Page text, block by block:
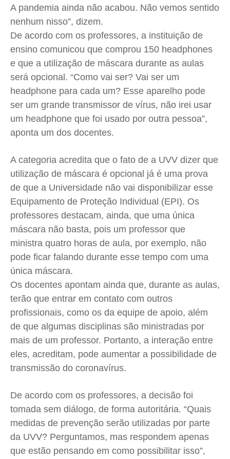
A pandemia ainda não acabou. Não vemos sentido
nenhum nisso”, dizem.
De acordo com os professores, a instituição de
ensino comunicou que comprou 150 headphones
e que a utilização de máscara durante as aulas
será opcional. “Como vai ser? Vai ser um
headphone para cada um? Esse aparelho pode
ser um grande transmissor de vírus, não irei usar
um headphone que foi usado por outra pessoa”,
aponta um dos docentes.
A categoria acredita que o fato de a UVV dizer que
utilização de máscara é opcional já é uma prova
de que a Universidade não vai disponibilizar esse
Equipamento de Proteção Individual (EPI). Os
professores destacam, ainda, que uma única
máscara não basta, pois um professor que
ministra quatro horas de aula, por exemplo, não
pode ficar falando durante esse tempo com uma
única máscara.
Os docentes apontam ainda que, durante as aulas,
terão que entrar em contato com outros
profissionais, como os da equipe de apoio, além
de que algumas disciplinas são ministradas por
mais de um professor. Portanto, a interação entre
eles, acreditam, pode aumentar a possibilidade de
transmissão do coronavírus.
De acordo com os professores, a decisão foi
tomada sem diálogo, de forma autoritária. “Quais
medidas de prevenção serão utilizadas por parte
da UVV? Perguntamos, mas respondem apenas
que estão pensando em como possibilitar isso”,